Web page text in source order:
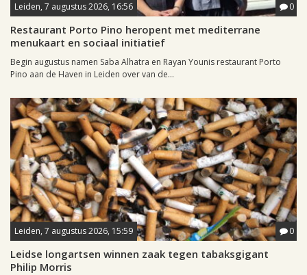
Leiden, 7 augustus 2026, 16:56 0
Restaurant Porto Pino heropent met mediterrane
menukaart en sociaal initiatief
Begin augustus namen Saba Alhatra en Rayan Younis restaurant Porto
Pino aan de Haven in Leiden over van de...
Leiden, 7 augustus 2026, 15:59 0
Leidse longartsen winnen zaak tegen tabaksgigant
Philip Morris